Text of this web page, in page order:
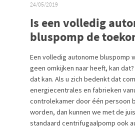
24/05/2019
Is een volledig
bluspomp de
Een volledig autonome bluspomp
geen omkijken naar heeft, kan
dat kan. Als u zich bedenkt dat
energiecentrales en fabrieken
controlekamer door één persoon
worden, dan kunnen we met de
standaard centrifugaalpomp ook